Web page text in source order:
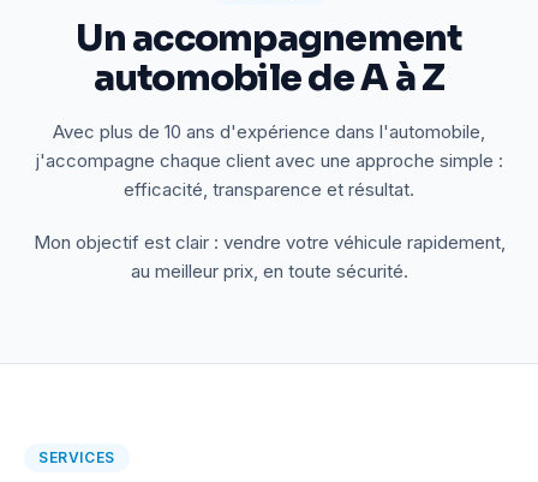
Un accompagnement
automobile de A à Z
Avec plus de 10 ans d'expérience dans l'automobile,
j'accompagne chaque client avec une approche simple :
efficacité, transparence et résultat.
Mon objectif est clair : vendre votre véhicule rapidement,
au meilleur prix, en toute sécurité.
SERVICES